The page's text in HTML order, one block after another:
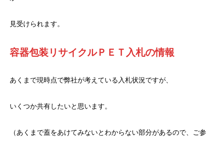
見受けられます。
容器包装リサイクルＰＥＴ入札の情報
あくまで現時点で弊社が考えている入札状況ですが、
いくつか共有したいと思います。
（あくまで蓋をあけてみないとわからない部分があるので、ご参